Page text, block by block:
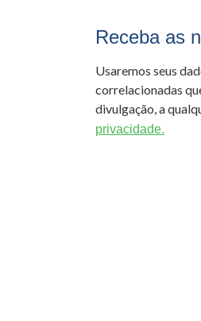
Receba as
Usaremos seus
correlacionadas
divulgação, a
privacidade.